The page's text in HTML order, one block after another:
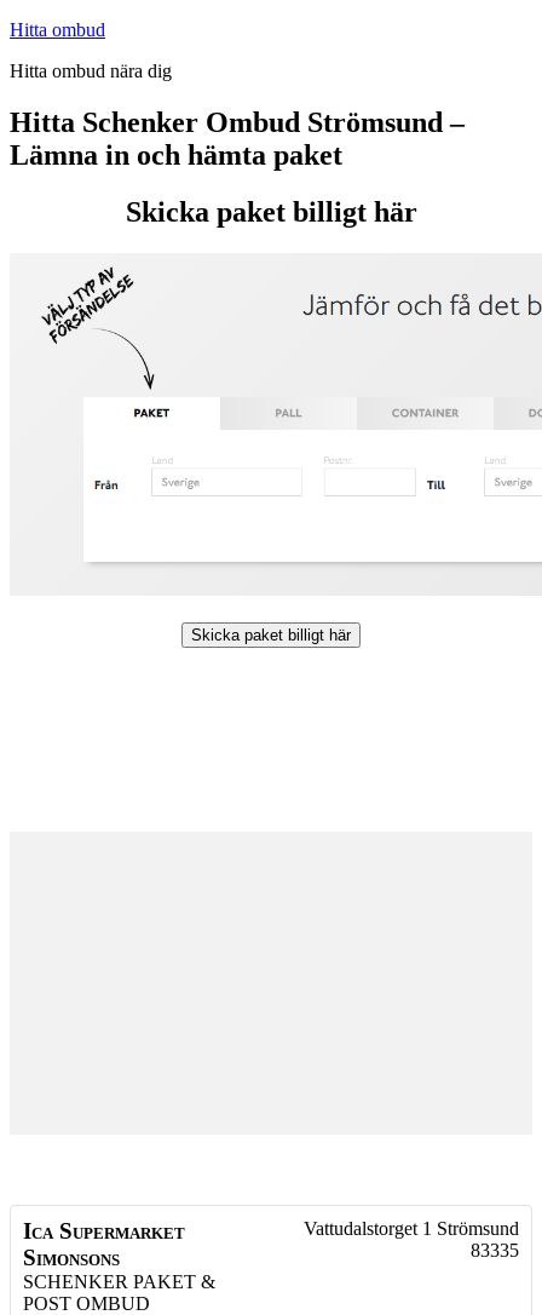
Hoppa
innehåll
Hitta ombud
Hitta ombud nära dig
Hitta Schenker Ombud Strömsund –
Lämna in och hämta paket
Skicka paket billigt här
Skicka paket billigt här
Ica Supermarket
Simonsons
SCHENKER PAKET &
POST OMBUD
Vattudalstorget 1 Strömsund
83335